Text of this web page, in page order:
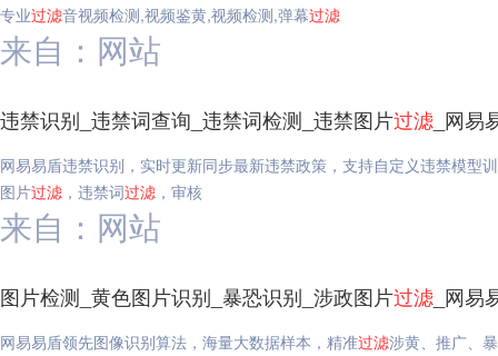
专业过滤音视频检测,视频鉴黄,视频检测,弹幕过滤
来自：网站
违禁识别_违禁词查询_违禁词检测_违禁图片过滤 _网易
网易易盾违禁识别，实时更新同步最新违禁政策，支持自定义违禁模型
图片过滤 ，违禁词过滤 ，审核
来自：网站
图片检测_黄色图片识别_暴恐识别_涉政图片过滤 _网易
网易易盾领先图像识别算法，海量大数据样本，精准过滤涉黄、推广、